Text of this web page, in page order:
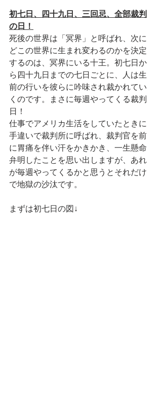
初七日、四十九日、三回忌、全部裁判
の日！
死後の世界は「冥界」と呼ばれ、次に
どこの世界に生まれ変わるのかを決定
するのは、冥界にいる十王。初七日か
ら四十九日までの七日ごとに、人は生
前の行いを彼らに吟味され裁かれてい
くのです。まさに毎週やってくる裁判
日！
仕事でアメリカ生活をしていたときに
手違いで裁判所に呼ばれ、裁判官を前
に胃痛を伴い汗をかきかき、一生懸命
弁明したことを思い出しますが、あれ
が毎週やってくるかと思うとそれだけ
で地獄の沙汰です。
まずは初七日の図↓